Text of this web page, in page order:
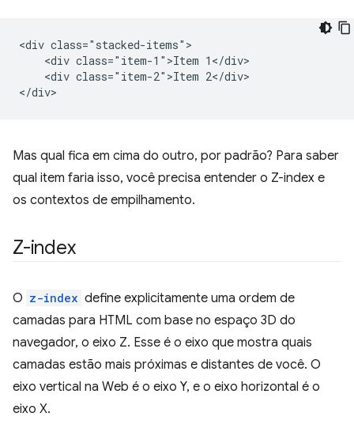
<div class="stacked-items">
    <div class="item-1">Item 1</div>
    <div class="item-2">Item 2</div>
Mas qual fica em cima do outro, por padrão? Para saber
qual item faria isso, você precisa entender o Z-index e
os contextos de empilhamento.
Z-index
O z-index define explicitamente uma ordem de
camadas para HTML com base no espaço 3D do
navegador, o eixo Z. Esse é o eixo que mostra quais
camadas estão mais próximas e distantes de você. O
eixo vertical na Web é o eixo Y, e o eixo horizontal é o
eixo X.